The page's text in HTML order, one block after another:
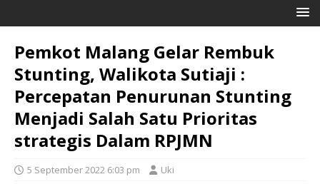
Pemkot Malang Gelar Rembuk
Stunting, Walikota Sutiaji :
Percepatan Penurunan Stunting
Menjadi Salah Satu Prioritas
strategis Dalam RPJMN
5 September 2022 6:03 pm Uki